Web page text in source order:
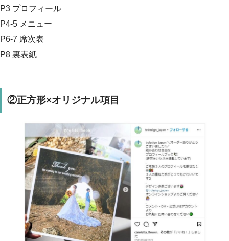
P3 プロフィール
P4-5 メニュー
P6-7 席次表
P8 裏表紙
②正方形×オリジナル項目